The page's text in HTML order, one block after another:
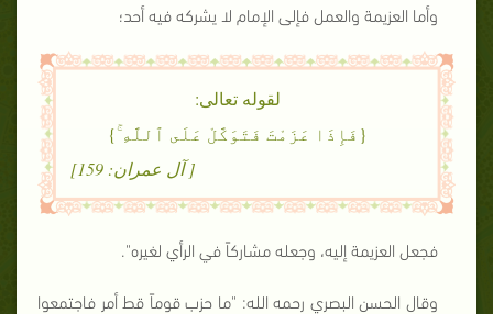
وأما العزيمة والعمل فإلى الإمام لا يشركه فيه أحد؛
لقوله تعالى:
{فَإِذَا عَزَمْتَ فَتَوَكَّلْ عَلَى ٱللَّهِ ۚ}
[ آل عمران: 159]
فجعل العزيمة إليه، وجعله مشاركاً في الرأي لغيره".
وقال الحسن البصري رحمه الله: "ما حزب قوماً قط أمر فاجتمعوا